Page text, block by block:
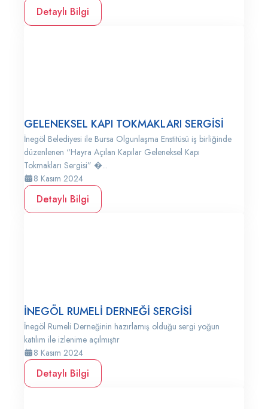
Detaylı Bilgi
GELENEKSEL KAPI TOKMAKLARI SERGİSİ
İnegöl Belediyesi ile Bursa Olgunlaşma Enstitüsü iş birliğinde
düzenlenen “Hayra Açılan Kapılar Geleneksel Kapı
Tokmakları Sergisi” �...
8 Kasım 2024
Detaylı Bilgi
İNEGÖL RUMELİ DERNEĞİ SERGİSİ
İnegöl Rumeli Derneğinin hazırlamış olduğu sergi yoğun
katılım ile izlenime açılmıştır
8 Kasım 2024
Detaylı Bilgi